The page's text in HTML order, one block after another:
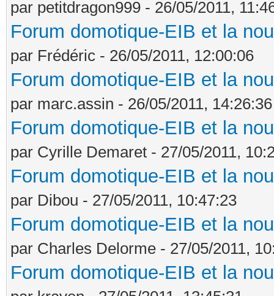
par petitdragon999 - 26/05/2011,
Forum domotique-EIB et la
par Frédéric - 26/05/2011, 12:00:06
Forum domotique-EIB et la
par marc.assin - 26/05/2011, 14:26:36
Forum domotique-EIB et la
par Cyrille Demaret - 27/05/2011,
Forum domotique-EIB et la
par Dibou - 27/05/2011, 10:47:23
Forum domotique-EIB et la
par Charles Delorme - 27/05/2011,
Forum domotique-EIB et la